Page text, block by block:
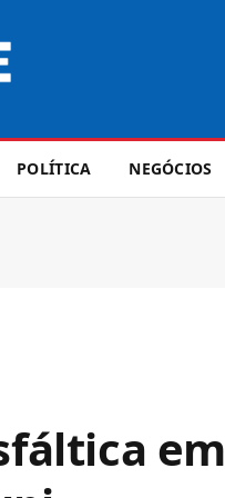
POLÍTICA NEGÓCIOS
em